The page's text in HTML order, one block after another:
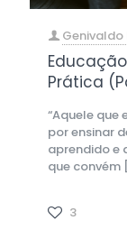
Genivaldo
Prática
“Aquele
por ensinar
aprendido e
que convém
3